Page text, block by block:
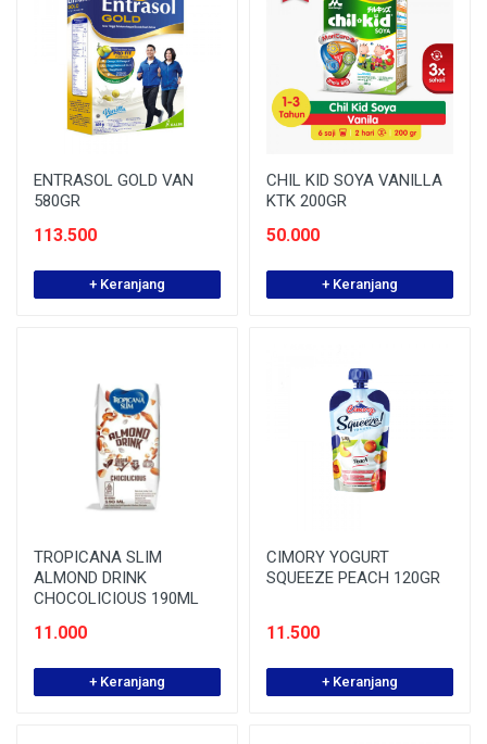
ENTRASOL GOLD VAN
580GR
113.500
+ Keranjang
CHIL KID SOYA VANILLA
KTK 200GR
50.000
+ Keranjang
TROPICANA SLIM
ALMOND DRINK
CHOCOLICIOUS 190ML
11.000
+ Keranjang
CIMORY YOGURT
SQUEEZE PEACH 120GR
11.500
+ Keranjang